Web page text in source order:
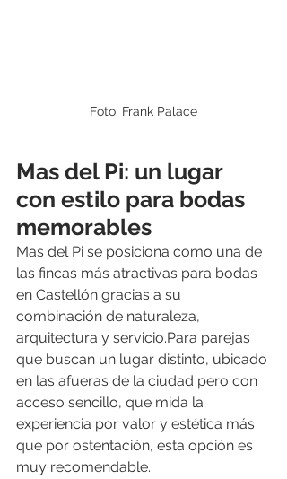
Foto: Frank Palace
Mas del Pi: un lugar
con estilo para bodas
memorables
Mas del Pi se posiciona como una de
las fincas más atractivas para bodas
en Castellón gracias a su
combinación de naturaleza,
arquitectura y servicio.Para parejas
que buscan un lugar distinto, ubicado
en las afueras de la ciudad pero con
acceso sencillo, que mida la
experiencia por valor y estética más
que por ostentación, esta opción es
muy recomendable.